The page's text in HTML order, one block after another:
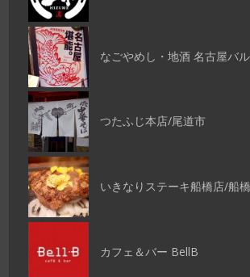
なごやめし・地酒 名古屋バ
つたふじ本店/尾道市
いきなりステーキ船橋店/船
カフェ＆バー BellB